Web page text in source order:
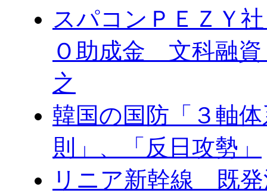
スパコンＰＥＺＹ
Ｏ助成金 文科融
之
韓国の国防「３軸
則」、「反日攻勢」
リニア新幹線 既発